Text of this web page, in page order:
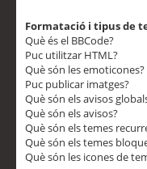
Formatació i tipus de
Què és el BBCode?
Puc utilitzar HTML?
Què són les emoticones?
Puc publicar imatges?
Què són els avisos
Què són els avisos?
Què són els temes
Què són els temes
Què són les icones de